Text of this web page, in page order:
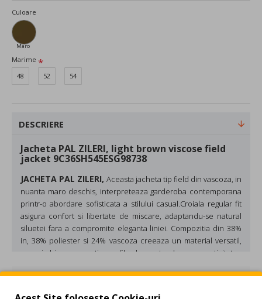
Culoare
Maro
Marime
48
52 54
DESCRIERE
Jacheta PAL ZILERI, light brown viscose field
jacket 9C36SH545ESG98738
JACHETA PAL ZILERI, Aceasta jacheta tip field din vascoza, in
nuanta maro deschis, interpreteaza garderoba contemporana
printr-o abordare sofisticata a stilului casual. Croiala regular fit
asigura confort si libertate de miscare, adaptandu-se natural
siluetei fara a compromite eleganta liniei. Compozitia din 38%
in, 38% poliester si 24% vascoza creeaza un material versatil,
care imbina prospetimea fibrelor naturale cu practicitatea
REVIEW-URI